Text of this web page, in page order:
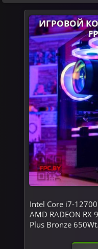
ИГРОВОЙ
Intel Core i7-
AMD RADEON RX
Plus Bronze